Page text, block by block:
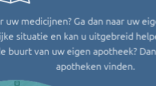
uw medicijnen? Ga dan naar uw
situatie en kan u uitgebreid
buurt van uw eigen apotheek?
apotheken vinden.